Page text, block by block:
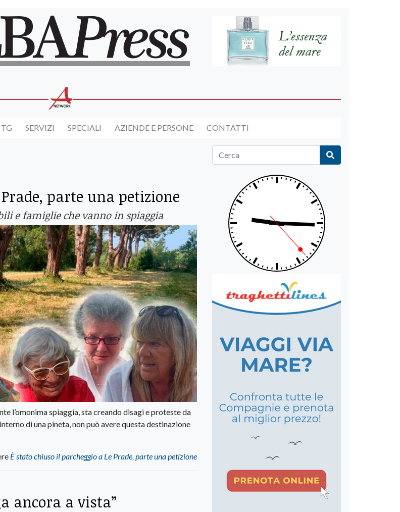
SERVIZI SPECIALI AZIENDE E PERSONE CONTATTI
parte una petizione
e famiglie che vanno in spiaggia
l’omonima spiaggia, sta creando disagi e proteste da
di una pineta, non può avere questa destinazione
È stato chiuso il parcheggio a Le Prade, parte una petizione
ancora a vista”